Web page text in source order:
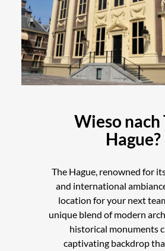
Wieso nach
Hague?
The Hague, renowned for
and international
location for your next
unique blend of modern
historical monuments
captivating backdrop